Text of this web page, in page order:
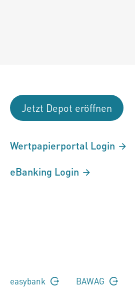
Jetzt Depot eröffnen
Wertpapierportal Login
eBanking Login
easybank BAWAG